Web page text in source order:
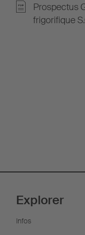
Prospectus
frigorifique
Explorer
Infos